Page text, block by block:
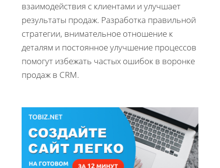
взаимодействия с клиентами и улучшает
результаты продаж. Разработка правильной
стратегии, внимательное отношение к
деталям и постоянное улучшение процессов
помогут избежать частых ошибок в воронке
продаж в CRM.